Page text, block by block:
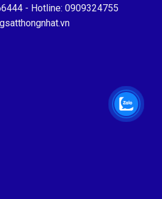
- Hotline: 0909324755